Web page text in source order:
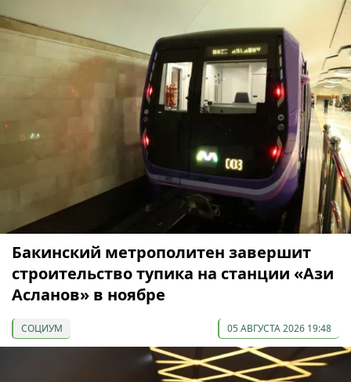
Бакинский метрополитен завершит
строительство тупика на станции «Ази
Асланов» в ноябре
СОЦИУМ 05 АВГУСТА 2026 19:48